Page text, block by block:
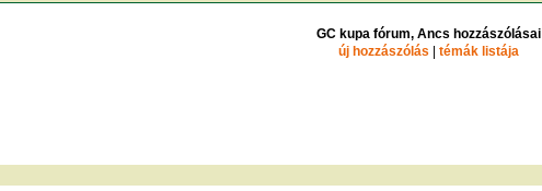
GC kupa fórum, Ancs hozzászólásai
új hozzászólás
témák listája